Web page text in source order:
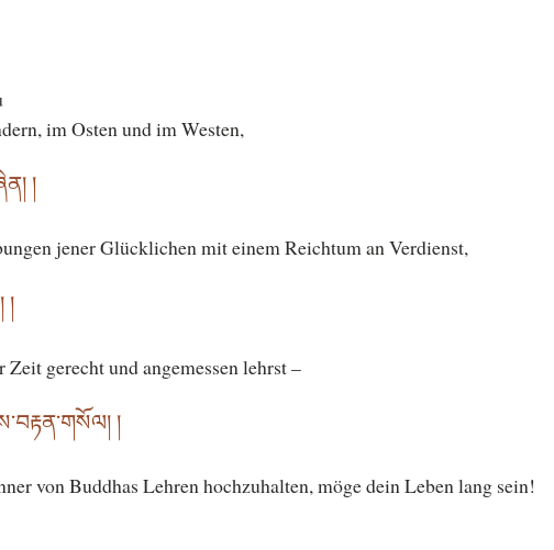
im Osten und im Westen,
།
jener Glücklichen mit einem Reichtum an Verdienst,
gerecht und angemessen lehrst –
།
von Buddhas Lehren hochzuhalten, möge dein Leben lang sein!